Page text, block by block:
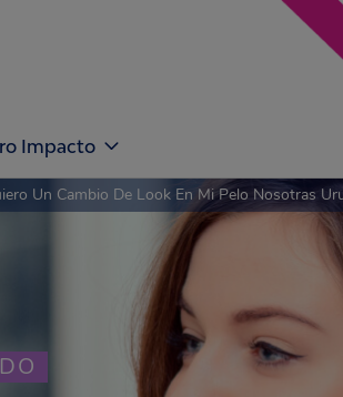
Impacto
Un Cambio De Look En Mi Pelo Nosotras